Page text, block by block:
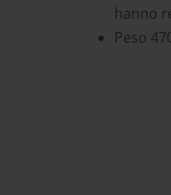
hanno
Peso